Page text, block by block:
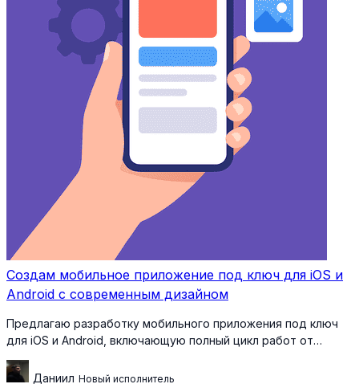
Создам мобильное приложение под ключ для iOS и
Android с современным дизайном
Предлагаю разработку мобильного приложения под ключ
для iOS и Android, включающую полный цикл работ от…
Даниил Новый исполнитель